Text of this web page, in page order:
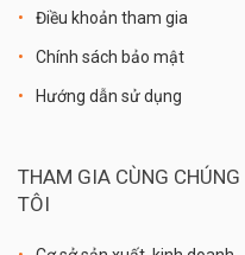
Điều khoản tham gia
Chính sách bảo mật
Hướng dẫn sử dụng
THAM GIA CÙNG CHÚNG
TÔI